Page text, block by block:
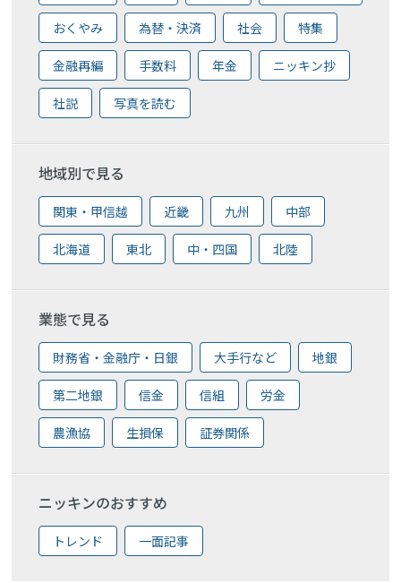
おくやみ 為替・決済 社会 特集
金融再編 手数料 年金 ニッキン抄
社説 写真を読む
地域別で見る
関東・甲信越 近畿 九州 中部
北海道 東北 中・四国 北陸
業態で見る
財務省・金融庁・日銀 大手行など 地銀
第二地銀 信金 信組 労金
農漁協 生損保 証券関係
ニッキンのおすすめ
トレンド 一面記事